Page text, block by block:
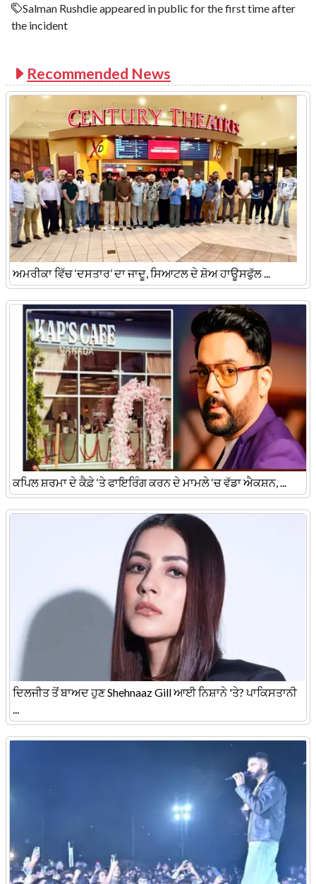
Salman Rushdie appeared in public for the first time after
the incident
Recommended News
ਅਮਰੀਕਾ ਵਿੱਚ ‘ਦਸਤਾਰ’ ਦਾ ਜਾਦੂ, ਸਿਆਟਲ ਦੇ ਸ਼ੋਅ ਹਾਊਸਫੁੱਲ ...
ਕਪਿਲ ਸ਼ਰਮਾ ਦੇ ਕੈਫ਼ੇ ‘ਤੇ ਫਾਇਰਿੰਗ ਕਰਨ ਦੇ ਮਾਮਲੇ ‘ਚ ਵੱਡਾ ਐਕਸ਼ਨ, ...
ਦਿਲਜੀਤ ਤੋਂ ਬਾਅਦ ਹੁਣ Shehnaaz Gill ਆਈ ਨਿਸ਼ਾਨੇ 'ਤੇ? ਪਾਕਿਸਤਾਨੀ